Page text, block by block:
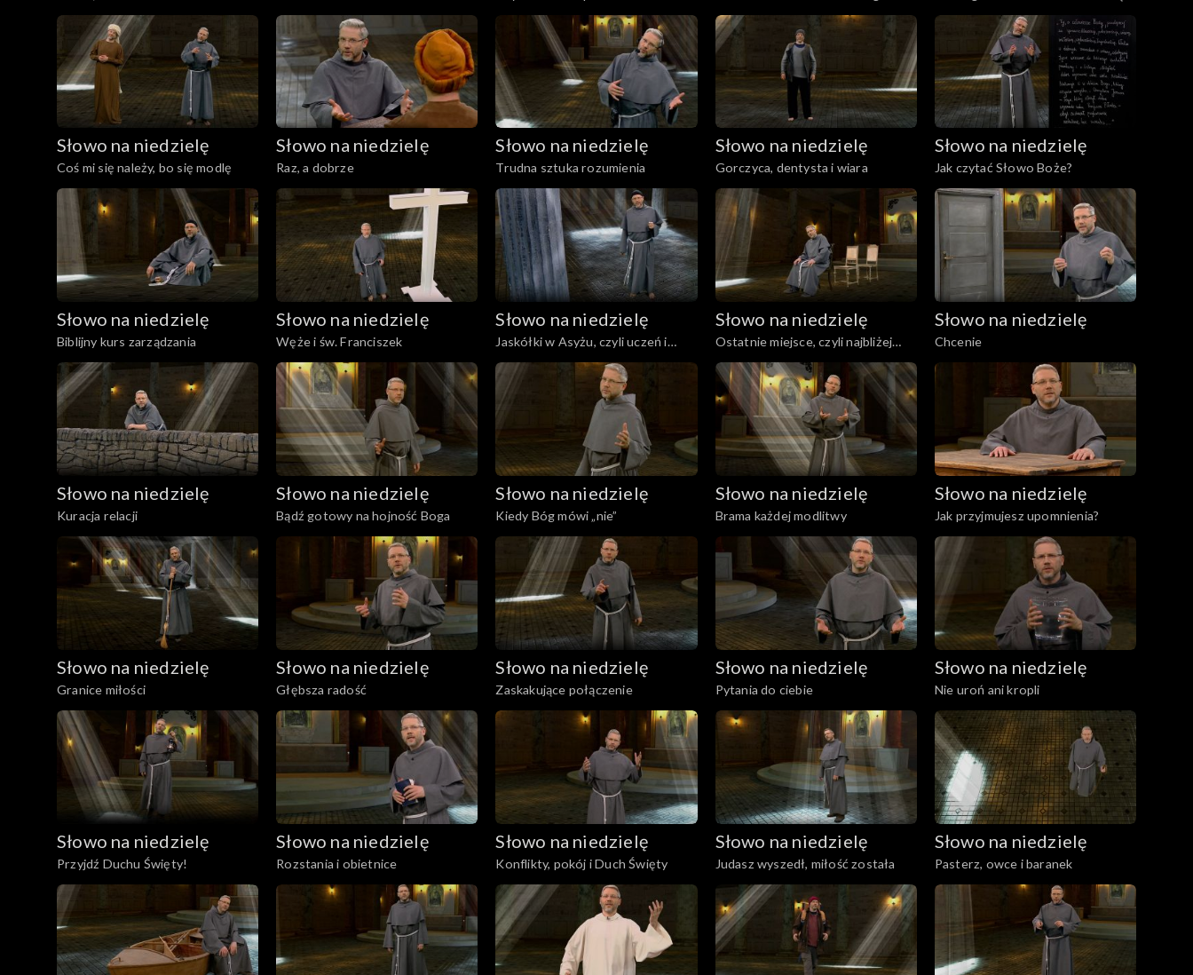
Marią
Słowo na niedzielę
Coś mi się należy, bo się modlę
Słowo na niedzielę
Raz, a dobrze
Słowo na niedzielę
Trudna sztuka rozumienia
Słowo na niedzielę
Gorczyca, dentysta i wiara
Słowo na niedzielę
Jak czytać Słowo Boże?
Słowo na niedzielę
Biblijny kurs zarządzania
Słowo na niedzielę
Węże i św. Franciszek
Słowo na niedzielę
Jaskółki w Asyżu, czyli uczeń i
krzyż
Słowo na niedzielę
Ostatnie miejsce, czyli najbliżej
Niego
Słowo na niedzielę
Chcenie
Słowo na niedzielę
Kuracja relacji
Słowo na niedzielę
Bądź gotowy na hojność Boga
Słowo na niedzielę
Kiedy Bóg mówi „nie”
Słowo na niedzielę
Brama każdej modlitwy
Słowo na niedzielę
Jak przyjmujesz upomnienia?
Słowo na niedzielę
Granice miłości
Słowo na niedzielę
Głębsza radość
Słowo na niedzielę
Zaskakujące połączenie
Słowo na niedzielę
Pytania do ciebie
Słowo na niedzielę
Nie uroń ani kropli
Słowo na niedzielę
Przyjdź Duchu Święty!
Słowo na niedzielę
Rozstania i obietnice
Słowo na niedzielę
Konflikty, pokój i Duch Święty
Słowo na niedzielę
Judasz wyszedł, miłość została
Słowo na niedzielę
Pasterz, owce i baranek